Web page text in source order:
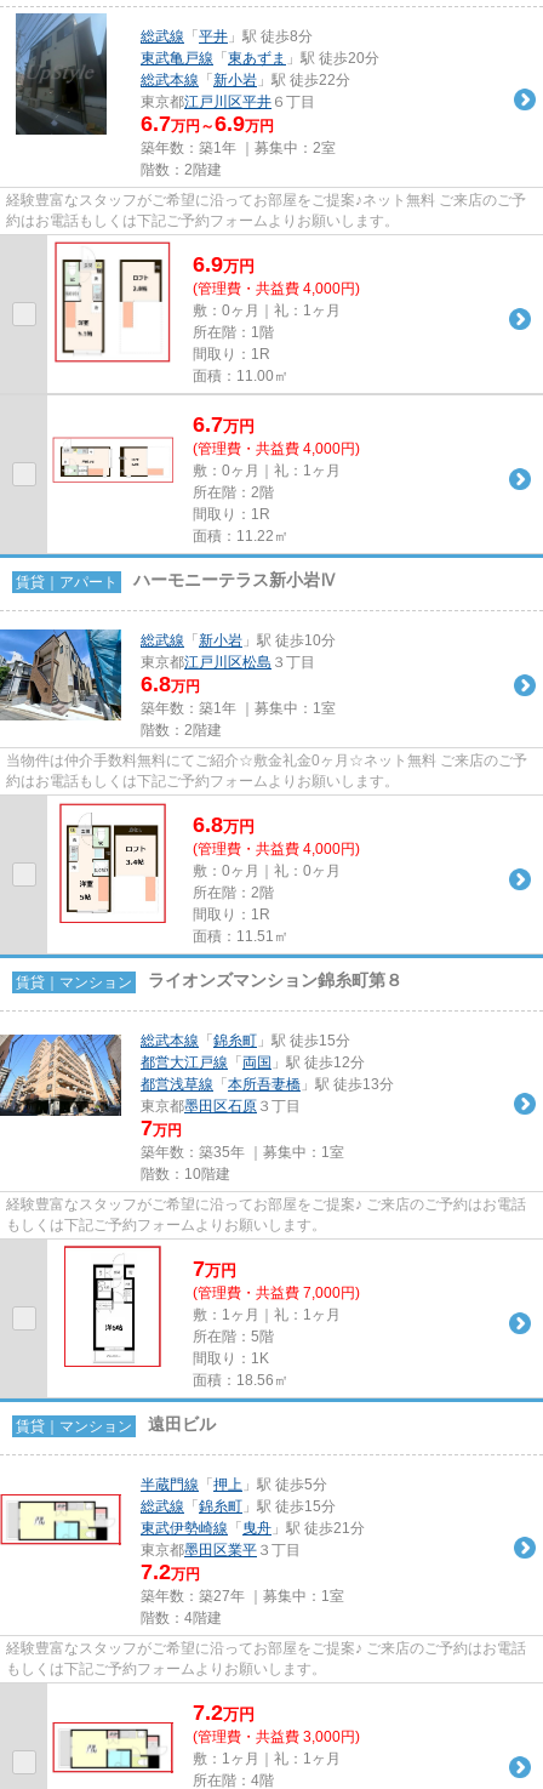
総武線 「 平井 」駅 徒歩8分
東武亀戸線 「 東あずま 」駅 徒歩20分
総武本線 「 新小岩 」駅 徒歩22分
東京都江戸川区平井 ６丁目
6.7万円～6.9万円
築年数：築1年 ｜募集中： 2室
階数：2階建
経験豊富なスタッフがご希望に沿ってお部屋をご提案♪ネット無料 ご来店のご予
約はお電話もしくは下記ご予約フォームよりお願いします。
6.9万円
(管理費・共益費 4,000円)
敷：0ヶ月｜礼：1ヶ月
所在階：1階
間取り：1R
面積：11.00㎡
6.7万円
(管理費・共益費 4,000円)
敷：0ヶ月｜礼：1ヶ月
所在階：2階
間取り：1R
面積：11.22㎡
賃貸｜アパート ハーモニーテラス新小岩Ⅳ
総武線 「 新小岩 」駅 徒歩10分
東京都江戸川区松島 ３丁目
6.8万円
築年数：築1年 ｜募集中： 1室
階数：2階建
当物件は仲介手数料無料にてご紹介☆敷金礼金0ヶ月☆ネット無料 ご来店のご予
約はお電話もしくは下記ご予約フォームよりお願いします。
6.8万円
(管理費・共益費 4,000円)
敷：0ヶ月｜礼：0ヶ月
所在階：2階
間取り：1R
面積：11.51㎡
賃貸｜マンション ライオンズマンション錦糸町第８
総武本線 「 錦糸町 」駅 徒歩15分
都営大江戸線 「 両国 」駅 徒歩12分
都営浅草線 「 本所吾妻橋 」駅 徒歩13分
東京都墨田区石原 ３丁目
7万円
築年数：築35年 ｜募集中： 1室
階数：10階建
経験豊富なスタッフがご希望に沿ってお部屋をご提案♪ ご来店のご予約はお電話
もしくは下記ご予約フォームよりお願いします。
7万円
(管理費・共益費 7,000円)
敷：1ヶ月｜礼：1ヶ月
所在階：5階
間取り：1K
面積：18.56㎡
賃貸｜マンション 遠田ビル
半蔵門線 「 押上 」駅 徒歩5分
総武線 「 錦糸町 」駅 徒歩15分
東武伊勢崎線 「 曳舟 」駅 徒歩21分
東京都墨田区業平 ３丁目
7.2万円
築年数：築27年 ｜募集中： 1室
階数：4階建
経験豊富なスタッフがご希望に沿ってお部屋をご提案♪ ご来店のご予約はお電話
もしくは下記ご予約フォームよりお願いします。
7.2万円
(管理費・共益費 3,000円)
敷：1ヶ月｜礼：1ヶ月
所在階：4階